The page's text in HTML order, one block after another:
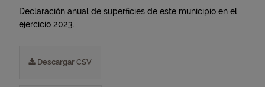
Declaración anual de superficies de este municipio en el
ejercicio 2023.
Descargar CSV